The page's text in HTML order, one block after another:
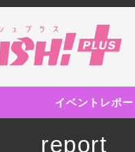
イベントレポー
report